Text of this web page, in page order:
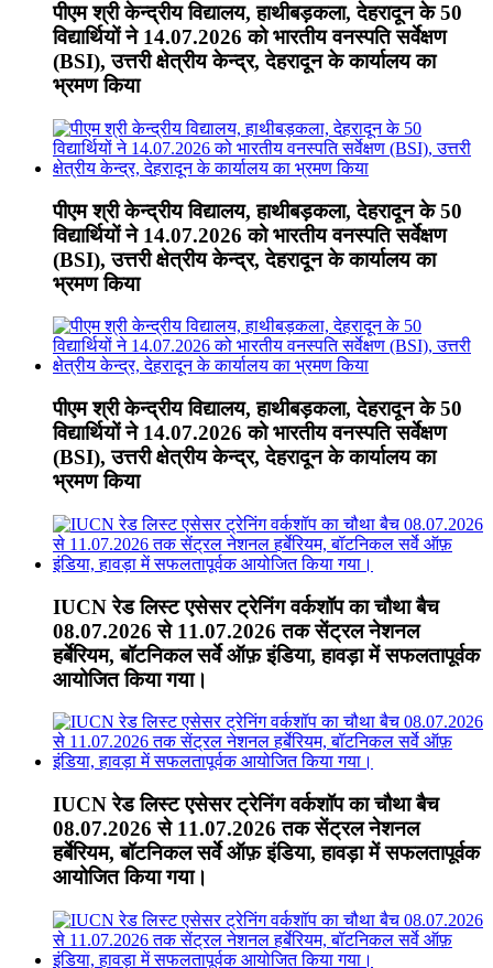
पीएम श्री केन्द्रीय विद्यालय, हाथीबड़कला, देहरादून के 50
विद्यार्थियों ने 14.07.2026 को भारतीय वनस्पति सर्वेक्षण
(BSI), उत्तरी क्षेत्रीय केन्द्र, देहरादून के कार्यालय का
भ्रमण किया
पीएम श्री केन्द्रीय विद्यालय, हाथीबड़कला, देहरादून के 50
विद्यार्थियों ने 14.07.2026 को भारतीय वनस्पति सर्वेक्षण
(BSI), उत्तरी क्षेत्रीय केन्द्र, देहरादून के कार्यालय का
भ्रमण किया
पीएम श्री केन्द्रीय विद्यालय, हाथीबड़कला, देहरादून के 50
विद्यार्थियों ने 14.07.2026 को भारतीय वनस्पति सर्वेक्षण
(BSI), उत्तरी क्षेत्रीय केन्द्र, देहरादून के कार्यालय का
भ्रमण किया
IUCN रेड लिस्ट एसेसर ट्रेनिंग वर्कशॉप का चौथा बैच
08.07.2026 से 11.07.2026 तक सेंट्रल नेशनल
हर्बेरियम, बॉटनिकल सर्वे ऑफ़ इंडिया, हावड़ा में सफलतापूर्वक
आयोजित किया गया।
IUCN रेड लिस्ट एसेसर ट्रेनिंग वर्कशॉप का चौथा बैच
08.07.2026 से 11.07.2026 तक सेंट्रल नेशनल
हर्बेरियम, बॉटनिकल सर्वे ऑफ़ इंडिया, हावड़ा में सफलतापूर्वक
आयोजित किया गया।